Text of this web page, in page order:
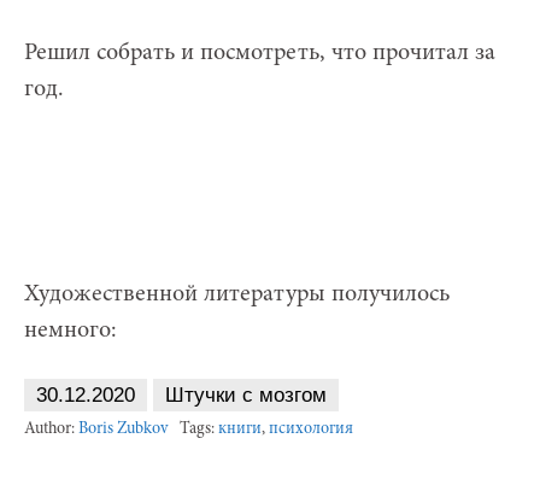
Решил собрать и посмотреть, что прочитал за
год.
Художественной литературы получилось
немного:
30.12.2020 Штучки с мозгом
Author: Boris Zubkov Tags: книги, психология